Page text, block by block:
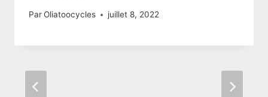
ParOliatoocycles juillet 8, 2022